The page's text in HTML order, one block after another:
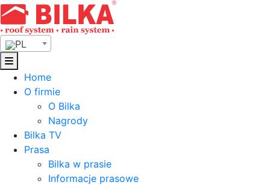
Skip
to
content
PL
Home
O firmie
O Bilka
Nagrody
Bilka TV
Prasa
Bilka w prasie
Informacje prasowe